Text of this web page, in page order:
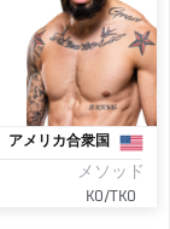
アメリカ合衆国
メソッド
KO/TKO